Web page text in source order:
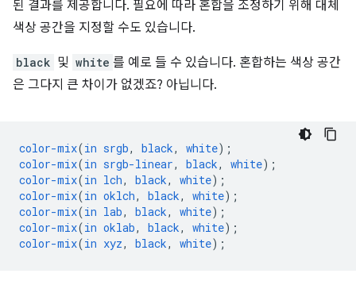
된 결과를 제공합니다. 필요에 따라 혼합을 조정하기 위해 대체
색상 공간을 지정할 수도 있습니다.
black 및 white 를 예로 들 수 있습니다. 혼합하는 색상 공간
은 그다지 큰 차이가 없겠죠? 아닙니다.
color-mix(in srgb, black, white);
color-mix(in srgb-linear, black, white);
color-mix(in lch, black, white);
color-mix(in oklch, black, white);
color-mix(in lab, black, white);
color-mix(in oklab, black, white);
color-mix(in xyz, black, white);